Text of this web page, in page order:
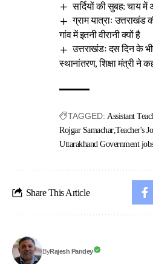
सर्दियों की सुबह: चाय
ग्राम यात्राः उत्तराखंड
गांव में इतनी वीरानी क्यों है
उत्तराखंडः दस दिन के
स्थानांतरण, शिक्षा मंत्री ने
TAGGED: Assistant
Rojgar Samachar Teacher's
Uttarakhand Government
Share This Article
ByRajesh Pandey